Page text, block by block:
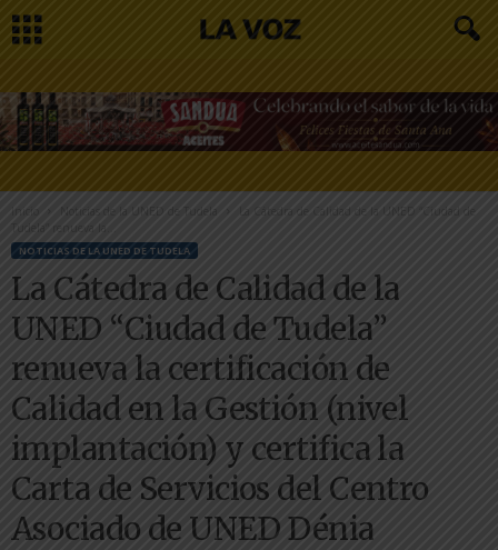
Inicio Noticias de la UNED de Tudela
La Cátedra de Calidad de la UNED “Ciudad de
Tudela” renueva la...
NOTICIAS DE LA UNED DE TUDELA
La Cátedra de Calidad de la
UNED “Ciudad de Tudela”
renueva la certificación de
Calidad en la Gestión (nivel
implantación) y certifica la
Carta de Servicios del Centro
Asociado de UNED Dénia